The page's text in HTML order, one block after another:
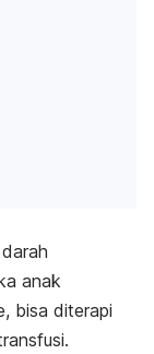
anak
bisa diterapi